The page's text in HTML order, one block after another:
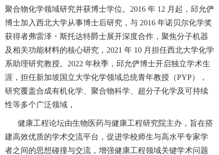
聚合物化学领域研究并获博士学位。 2016 年 12 月起，邱允俨
博士加入西北大学从事博士后研究，与 2016 年诺贝尔化学奖
获得者弗雷泽・斯托达特爵士展开深度合作，聚焦分子机器
及相关功能材料的核心研究， 2021 年 10 月担任西北大学化学
系助理研究教授。 2022 年秋季，邱允俨博士开启独立学术生
涯，担任新加坡国立大学化学领域总统青年教授（PYP），
研究覆盖合成有机化学、聚合物科学、超分子化学及可持续
性等多个广泛领域，
健康工程论坛由生物医药与健康工程研究院主办，旨在搭
建高效优质的学术交流平台，促进学校师生与高水平专家学
者之间的思想碰撞与交流，增强健康工程领域关键学术问题